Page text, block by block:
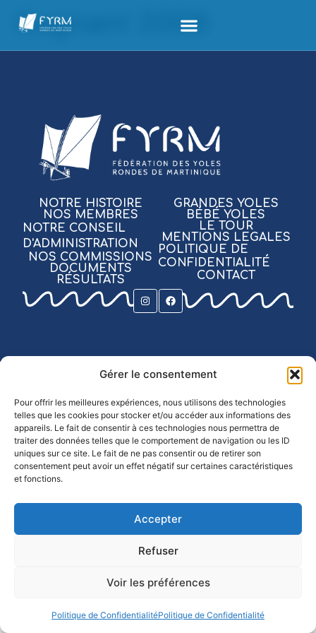
Gérer le consentement
Pour offrir les meilleures expériences, nous utilisons des technologies
telles que les cookies pour stocker et/ou accéder aux informations des
appareils. Le fait de consentir à ces technologies nous permettra de
traiter des données telles que le comportement de navigation ou les ID
uniques sur ce site. Le fait de ne pas consentir ou de retirer son
consentement peut avoir un effet négatif sur certaines caractéristiques
et fonctions.
Accepter
Refuser
Voir les préférences
Politique de ConfidentialitéPolitique de Confidentialité
Gagnant 2006
NOTRE HISTOIRE
NOS MEMBRES
NOTRE CONSEIL
D'ADMINISTRATION
NOS COMMISSIONS
DOCUMENTS
RÉSULTATS
GRANDES YOLES
BÉBÉ YOLES
LE TOUR
MENTIONS LEGALES
POLITIQUE DE
CONFIDENTIALITÉ
CONTACT